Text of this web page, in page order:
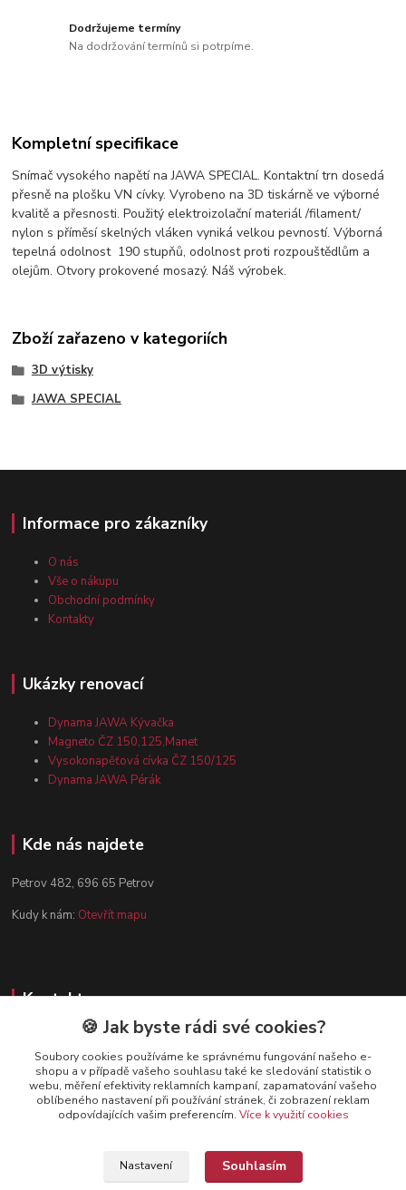
Dodržujeme termíny
Na dodržování termínů si potrpíme.
Kompletní specifikace
Snímač vysokého napětí na JAWA SPECIAL. Kontaktní trn dosedá
přesně na plošku VN cívky. Vyrobeno na 3D tiskárně ve výborné
kvalitě a přesnosti. Použitý elektroizolační materiál /filament/
nylon s příměsí skelných vláken vyniká velkou pevností. Výborná
tepelná odolnost 190 stupňů, odolnost proti rozpouštědlům a
olejům. Otvory prokovené mosazý. Náš výrobek.
Zboží zařazeno v kategoriích
3D výtisky
JAWA SPECIAL
Informace pro zákazníky
O nás
Vše o nákupu
Obchodní podmínky
Kontakty
Ukázky renovací
Dynama JAWA Kývačka
Magneto ČZ 150,125,Manet
Vysokonapěťová cívka ČZ 150/125
Dynama JAWA Pérák
Kde nás najdete
Petrov 482, 696 65 Petrov
Kudy k nám: Otevřít mapu
Kontakty
Zákaznická podpora
+420 602 584 910
(Po-Pá, 8-15 hod.)
info@dynamazahradnicek.cz
🍪 Jak byste rádi své cookies?
Soubory cookies používáme ke správnému fungování našeho e-
shopu a v případě vašeho souhlasu také ke sledování statistik o
webu, měření efektivity reklamních kampaní, zapamatování vašeho
oblíbeného nastavení při používání stránek, či zobrazení reklam
odpovídajících vašim preferencím. Více k využití cookies
Nastavení Souhlasím